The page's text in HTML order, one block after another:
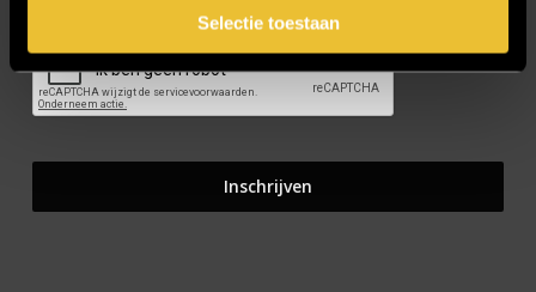
Selectie toestaan